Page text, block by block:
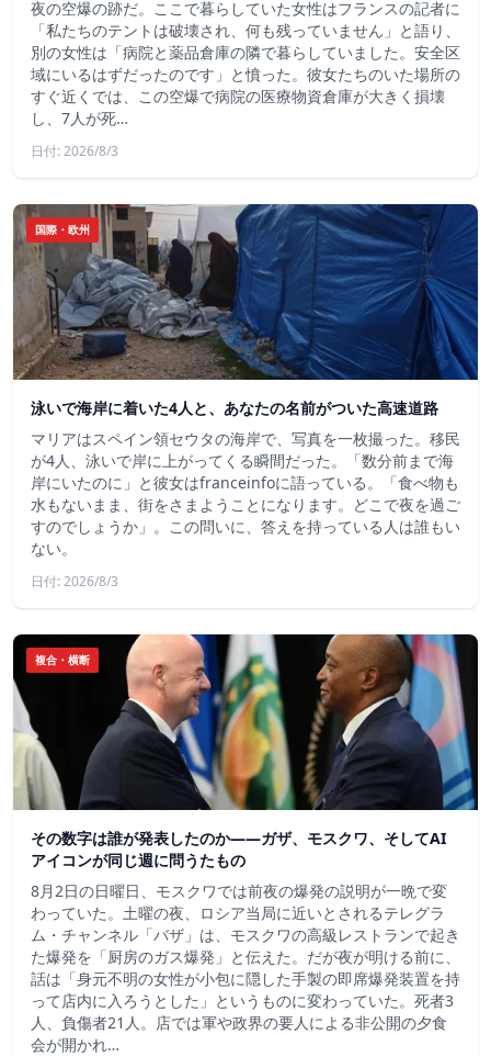
夜の空爆の跡だ。ここで暮らしていた女性はフランスの記者に
「私たちのテントは破壊され、何も残っていません」と語り、
別の女性は「病院と薬品倉庫の隣で暮らしていました。安全区
域にいるはずだったのです」と憤った。彼女たちのいた場所の
すぐ近くでは、この空爆で病院の医療物資倉庫が大きく損壊
し、7人が死…
日付: 2026/8/3
国際・欧州
泳いで海岸に着いた4人と、あなたの名前がついた高速道路
マリアはスペイン領セウタの海岸で、写真を一枚撮った。移民
が4人、泳いで岸に上がってくる瞬間だった。「数分前まで海
岸にいたのに」と彼女はfranceinfoに語っている。「食べ物も
水もないまま、街をさまようことになります。どこで夜を過ご
すのでしょうか」。この問いに、答えを持っている人は誰もい
ない。
日付: 2026/8/3
複合・横断
その数字は誰が発表したのか——ガザ、モスクワ、そしてAI
アイコンが同じ週に問うたもの
8月2日の日曜日、モスクワでは前夜の爆発の説明が一晩で変
わっていた。土曜の夜、ロシア当局に近いとされるテレグラ
ム・チャンネル「バザ」は、モスクワの高級レストランで起き
た爆発を「厨房のガス爆発」と伝えた。だが夜が明ける前に、
話は「身元不明の女性が小包に隠した手製の即席爆発装置を持
って店内に入ろうとした」というものに変わっていた。死者3
人、負傷者21人。店では軍や政界の要人による非公開の夕食
会が開かれ…